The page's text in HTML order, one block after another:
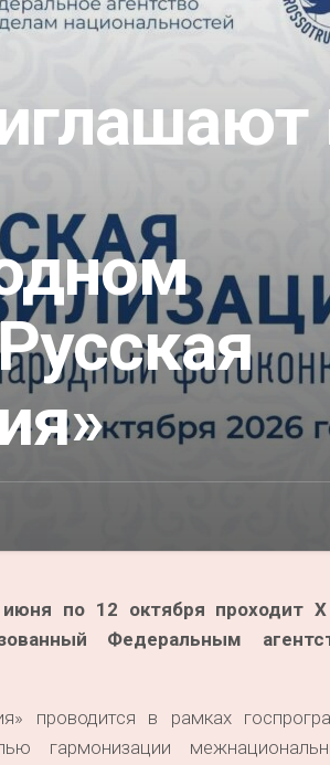
по 12 октября проходит
Федеральным
проводится в рамках
гармонизации